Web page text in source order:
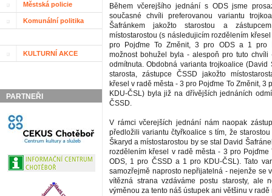
Městská policie
Komunální politika
KULTURNÍ AKCE
PARTNEŘI
Během včerejšího jednání s ODS jsme
současné chvíli preferovanou variantu
Šafránkem jakožto starostou a
místostarostou (s následujicím rozdělením
pro Pojďme To Změnit, 3 pro ODS a 1 pro
možnost bohužel byla - alespoň pro tuto chvíli
odmítnuta. Obdobná varianta trojkoalice (David
starosta, zástupce ČSSD jakožto
křesel v radě města - 3 pro Pojďme To Změnit, 3
KDU-ČSL) byla již na dřívějších jednáních
ČSSD.
V rámci včerejších jednání nám naopak
předložili variantu čtyřkoalice s tím, že starostou
Škaryd a místostarostou by se stal David
rozdělením křesel v radě města - 3 pro Pojďme
ODS, 1 pro ČSSD a 1 pro KDU-ČSL). Tato
samozřejmě naprosto nepřijatelná - nejenže se
vítězná strana vzdáváme postu starosty, ale
výměnou za tento náš ústupek ani většinu v radě